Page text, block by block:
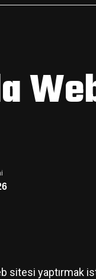
sitesi yaptırmak